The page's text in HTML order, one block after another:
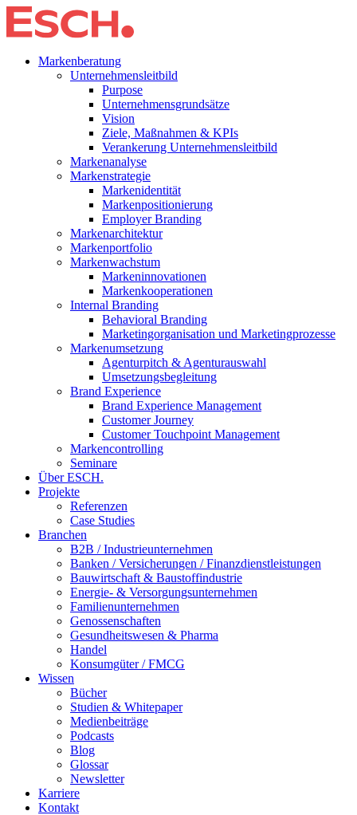
Markenberatung
Unternehmensleitbild
Purpose
Unternehmensgrundsätze
Vision
Ziele, Maßnahmen & KPIs
Verankerung Unternehmensleitbild
Markenanalyse
Markenstrategie
Markenidentität
Markenpositionierung
Employer Branding
Markenarchitektur
Markenportfolio
Markenwachstum
Markeninnovationen
Markenkooperationen
Internal Branding
Behavioral Branding
Marketingorganisation und Marketingprozesse
Markenumsetzung
Agenturpitch & Agenturauswahl
Umsetzungsbegleitung
Brand Experience
Brand Experience Management
Customer Journey
Customer Touchpoint Management
Markencontrolling
Seminare
Über ESCH.
Projekte
Referenzen
Case Studies
Branchen
B2B / Industrieunternehmen
Banken / Versicherungen / Finanzdienstleistungen
Bauwirtschaft & Baustoffindustrie
Energie- & Versorgungsunternehmen
Familienunternehmen
Genossenschaften
Gesundheitswesen & Pharma
Handel
Konsumgüter / FMCG
Wissen
Bücher
Studien & Whitepaper
Medienbeiträge
Podcasts
Blog
Glossar
Newsletter
Karriere
Kontakt